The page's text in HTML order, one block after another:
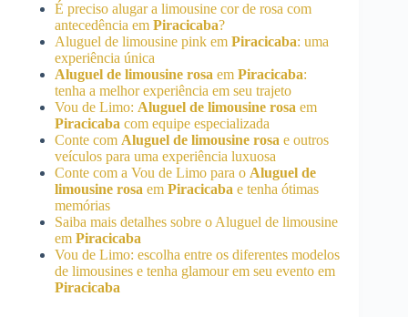
É preciso alugar a limousine cor de rosa com
antecedência em Piracicaba?
Aluguel de limousine pink em Piracicaba: uma
experiência única
Aluguel de limousine rosa em Piracicaba:
tenha a melhor experiência em seu trajeto
Vou de Limo: Aluguel de limousine rosa em
Piracicaba com equipe especializada
Conte com Aluguel de limousine rosa e outros
veículos para uma experiência luxuosa
Conte com a Vou de Limo para o Aluguel de
limousine rosa em Piracicaba e tenha ótimas
memórias
Saiba mais detalhes sobre o Aluguel de limousine
em Piracicaba
Vou de Limo: escolha entre os diferentes modelos
de limousines e tenha glamour em seu evento em
Piracicaba